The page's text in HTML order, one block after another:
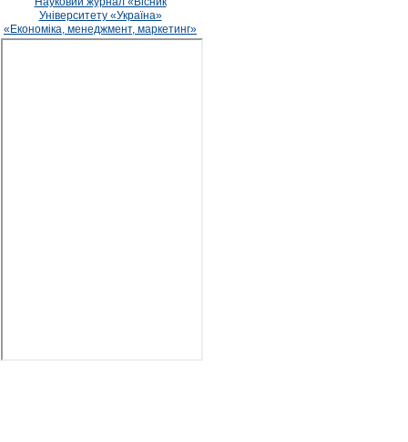
Університету «Україна»
«Економіка, менеджмент, маркетинг»